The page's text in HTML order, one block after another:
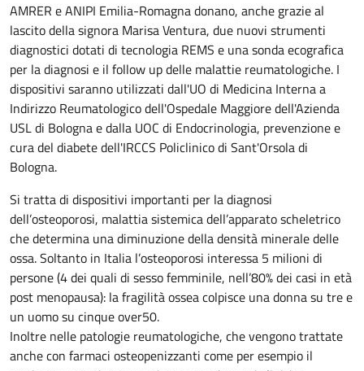
AMRER e ANIPI Emilia-Romagna donano, anche grazie al
lascito della signora Marisa Ventura, due nuovi strumenti
diagnostici dotati di tecnologia REMS e una sonda ecografica
per la diagnosi e il follow up delle malattie reumatologiche. I
dispositivi saranno utilizzati dall'UO di Medicina Interna a
Indirizzo Reumatologico dell'Ospedale Maggiore dell'Azienda
USL di Bologna e dalla UOC di Endocrinologia, prevenzione e
cura del diabete dell'IRCCS Policlinico di Sant'Orsola di
Bologna.
Si tratta di dispositivi importanti per la diagnosi
dell’osteoporosi, malattia sistemica dell’apparato scheletrico
che determina una diminuzione della densità minerale delle
ossa. Soltanto in Italia l’osteoporosi interessa 5 milioni di
persone (4 dei quali di sesso femminile, nell’80% dei casi in età
post menopausa): la fragilità ossea colpisce una donna su tre e
un uomo su cinque over50.
Inoltre nelle patologie reumatologiche, che vengono trattate
anche con farmaci osteopenizzanti come per esempio il